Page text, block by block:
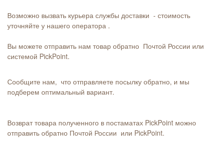
Возможно вызвать курьера службы доставки - стоимость
уточняйте у нашего оператора .
Вы можете отправить нам товар обратно Почтой России или
системой PickPoint.
Сообщите нам, что отправляете посылку обратно, и мы
подберем оптимальный вариант.
Возврат товара полученного в постаматах PickPoint можно
отправить обратно Почтой России или PickPoint.